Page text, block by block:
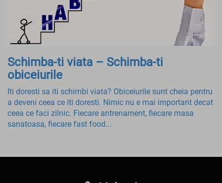
Schimba-ti viata – Schimba-ti
obiceiurile
Iti doresti sa iti schimbi viata? Obiceiurile sunt cheia pentru
a deveni ceea ce iti doresti. Nimic nu e mai important decat
ceea ce faci zilnic. Fiecare antrenament, fiecare masa
sanatoasa, fiecare fast food...